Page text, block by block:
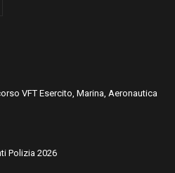
VFT Esercito, Marina, Aeronautica
Polizia 2026